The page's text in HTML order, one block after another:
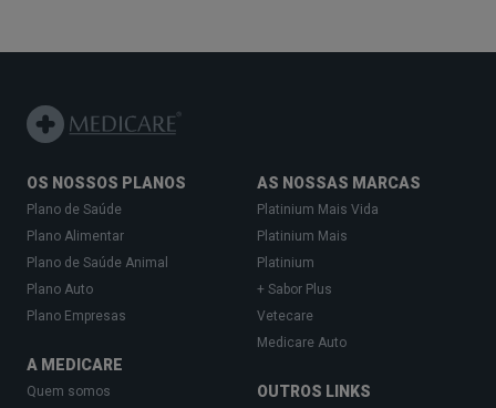
OS NOSSOS PLANOS
Plano de Saúde
Plano Alimentar
Plano de Saúde Animal
Plano Auto
Plano Empresas
A MEDICARE
Quem somos
AS NOSSAS MARCAS
Platinium Mais Vida
Platinium Mais
Platinium
+ Sabor Plus
Vetecare
Medicare Auto
OUTROS LINKS